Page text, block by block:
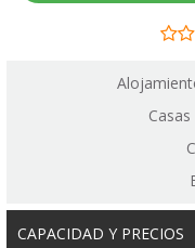
CAPACIDAD Y PRECIOS